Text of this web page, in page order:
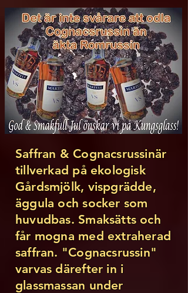
Saffran & Cognacsrussinär
tillverkad på ekologisk
Gårdsmjölk, vispgrädde,
äggula och socker som
huvudbas. Smaksätts och
får mogna med extraherad
saffran. "Cognacsrussin"
varvas därefter in i
glassmassan under